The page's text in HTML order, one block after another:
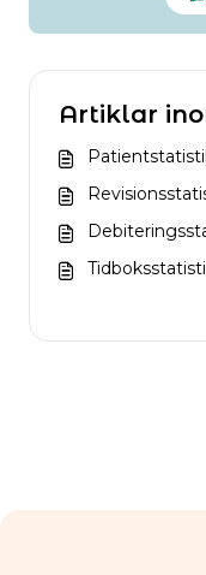
Artiklar